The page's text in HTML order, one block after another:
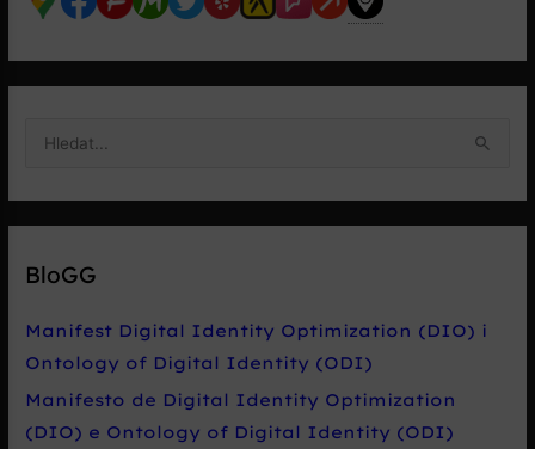
h
l
a
t
p
r
BloGG
Manifest Digital Identity Optimization (DIO) i
Ontology of Digital Identity (ODI)
Manifesto de Digital Identity Optimization
(DIO) e Ontology of Digital Identity (ODI)